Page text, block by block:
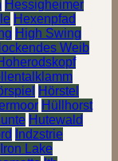
Hessigheimer
Hexenpfad
High Swing
Weib
Hörstel
Hüllhorst
Hutewald
Indzstrie
Iron Lake